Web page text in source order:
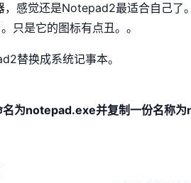
，感觉还是Notepad2最适合自己了
只是它的图标有点丑。。
替换成系统记事本。
为notepad.exe并复制一份名称为